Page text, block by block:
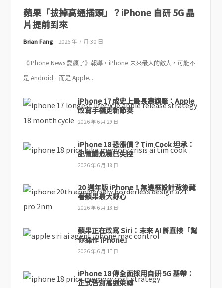
蘋果「拔掉高通插頭」？iPhone 自研 5G 晶
片提前到來
Brian Fang 2026 年 7 月 30 日
《iPhone News 愛瘋了》報導，iPhone 未來最大的敵人，可能不
是 Android，而是 Apple...
iPhone 17 成史上最長壽旗艦：Apple
改寫手機更新節奏
2026 年 6 月 29 日
iPhone 18 恐漲價？Tim Cook 坦承：
記憶體危機已失控
2026 年 6 月 18 日
20 週年版 iPhone！無邊框設計背後藏
著蘋果最大野心
2026 年 6 月 18 日
蘋果正在改寫 Siri：未來 AI 將直接「幫
你操作 iPhone」
2026 年 6 月 17 日
iPhone 18 傳全面採用自研 5G 基帶：
正式告別高通束縛